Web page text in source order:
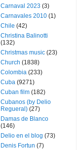
Carnaval 2023 (3)
Carnavales 2010 (1)
Chile (42)
Christina Balinotti
(132)
Christmas music (23)
Church (1838)
Colombia (233)
Cuba (9271)
Cuban film (182)
Cubanos (by Delio
Regueral) (27)
Damas de Blanco
(146)
Delio en el blog (73)
Denis Fortun (7)